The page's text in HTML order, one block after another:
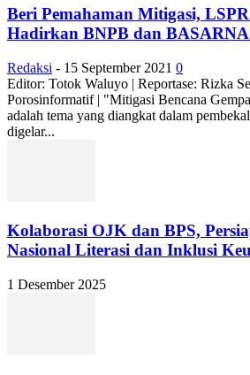
Beri Pemahaman Mitigasi,
Hadirkan BNPB dan
Redaksi - 15 September 2021 0
Editor: Totok Waluyo | Reportase: Rizka
Porosinformatif | "Mitigasi Bencana
adalah tema yang diangkat dalam
digelar...
Kolaborasi OJK dan BPS,
Nasional Literasi dan Inklusi
1 Desember 2025